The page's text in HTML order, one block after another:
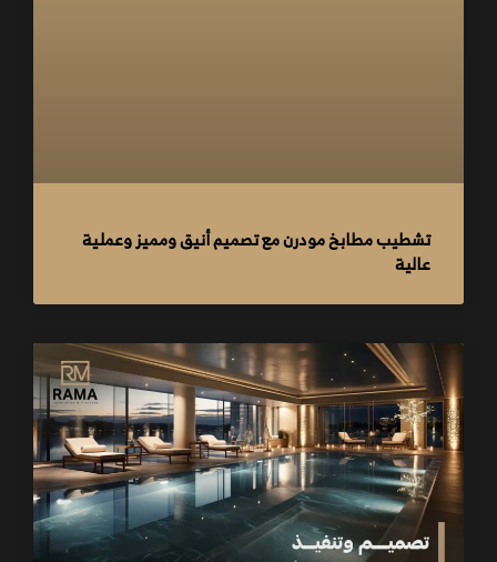
تشطيب مطابخ مودرن مع تصميم أنيق ومميز وعملية
عالية